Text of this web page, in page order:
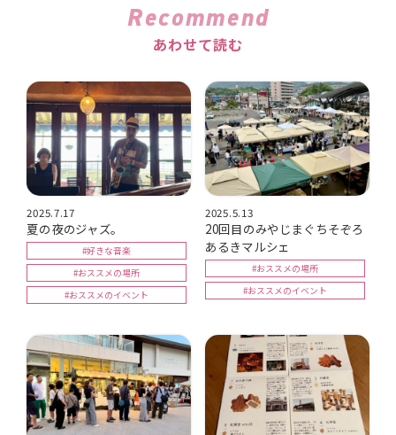
Recommend
あわせて読む
2025.7.17
夏の夜のジャズ。
#好きな音楽
#おススメの場所
#おススメのイベント
2025.5.13
20回目のみやじまぐちそぞろ
あるきマルシェ
#おススメの場所
#おススメのイベント